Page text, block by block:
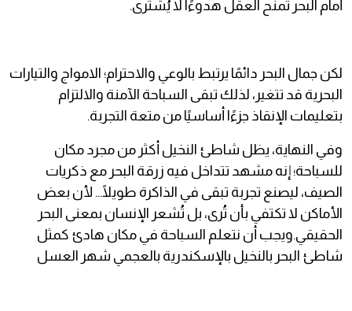
أمام البحر تمنح العقل هدوءًا لا يُشترى.
لكن جمال البحر دائمًا يرتبط بالوعي والاحترام؛ الامواج والتيارات
البحرية قد تتغير، لذلك تبقى السباحة الآمنة والالتزام
بتعليمات الإنقاذ جزءًا أساسيًا من متعة التجربة.
وفي النهاية، يظل شاطئ النخيل أكثر من مجرد مكان
للسباحة؛ إنه مشهد تتداخل فيه زرقة البحر مع ذكريات
الصيف، ليصنع تجربة تبقى في الذاكرة طويلًا… لأن بعض
الأماكن لا تكتفي بأن تُرى، بل تُشعر الإنسان بمعنى البحر
الحقيقي.ويجب أن نتعلم السباحة في مكان هادئ كمثل
شاطئ البحر بالنخيل بالإسكندرية بالعجمي شهر العسل